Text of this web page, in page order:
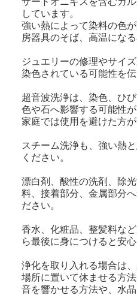
しています。
強い熱によって染料の色
房器具のそば、高温にな
ジュエリーの修理やサイ
染色されている可能性を
超音波洗浄は、染色、ひ
色や石へ影響する可能性
家庭では使用を避けた方
スチーム洗浄も、強い熱
ください。
漂白剤、酸性の洗剤、除
料、接着部分、金属部分
ださい。
香水、化粧品、整髪料な
ら最後に身につけると安
浄化を取り入れる場合は
場所に置いて休ませる方
音を響かせる方法や、水